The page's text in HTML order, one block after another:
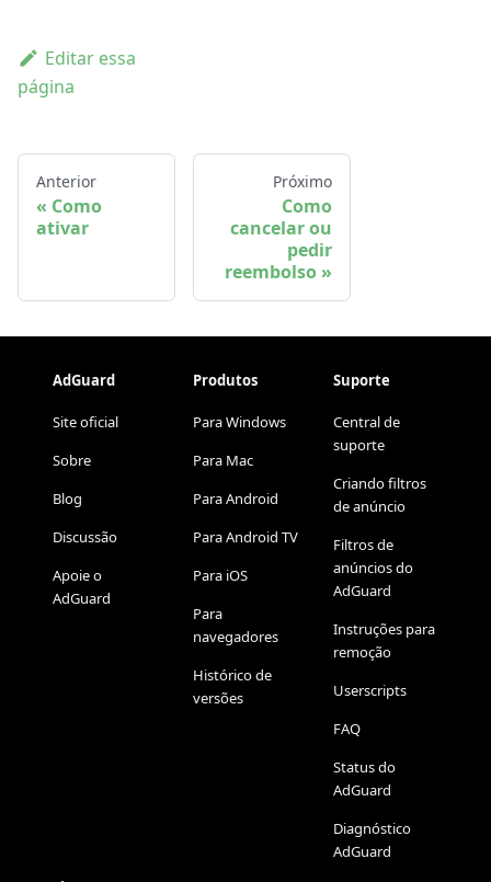
Editar essa
página
Anterior
Como
ativar
Próximo
Como
cancelar ou
pedir
reembolso
AdGuard
Site oficial
Sobre
Blog
Discussão
Apoie o
AdGuard
Produtos
Para Windows
Para Mac
Para Android
Para Android TV
Para iOS
Para
navegadores
Histórico de
versões
Suporte
Central de
suporte
Criando filtros
de anúncio
Filtros de
anúncios do
AdGuard
Instruções para
remoção
Userscripts
FAQ
Status do
AdGuard
Diagnóstico
AdGuard